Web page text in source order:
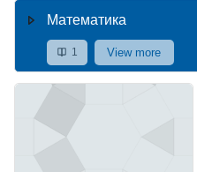
Математика
1 View more
Course image"